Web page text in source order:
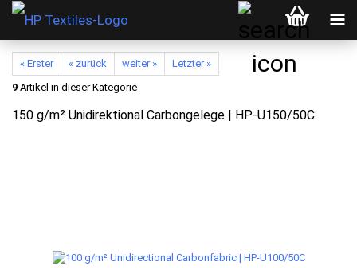
« Erster « zurück weiter »
Letzter »
9 Artikel in dieser Kategorie
150 g/m² Unidirektional Carbongelege | HP-U150/50C